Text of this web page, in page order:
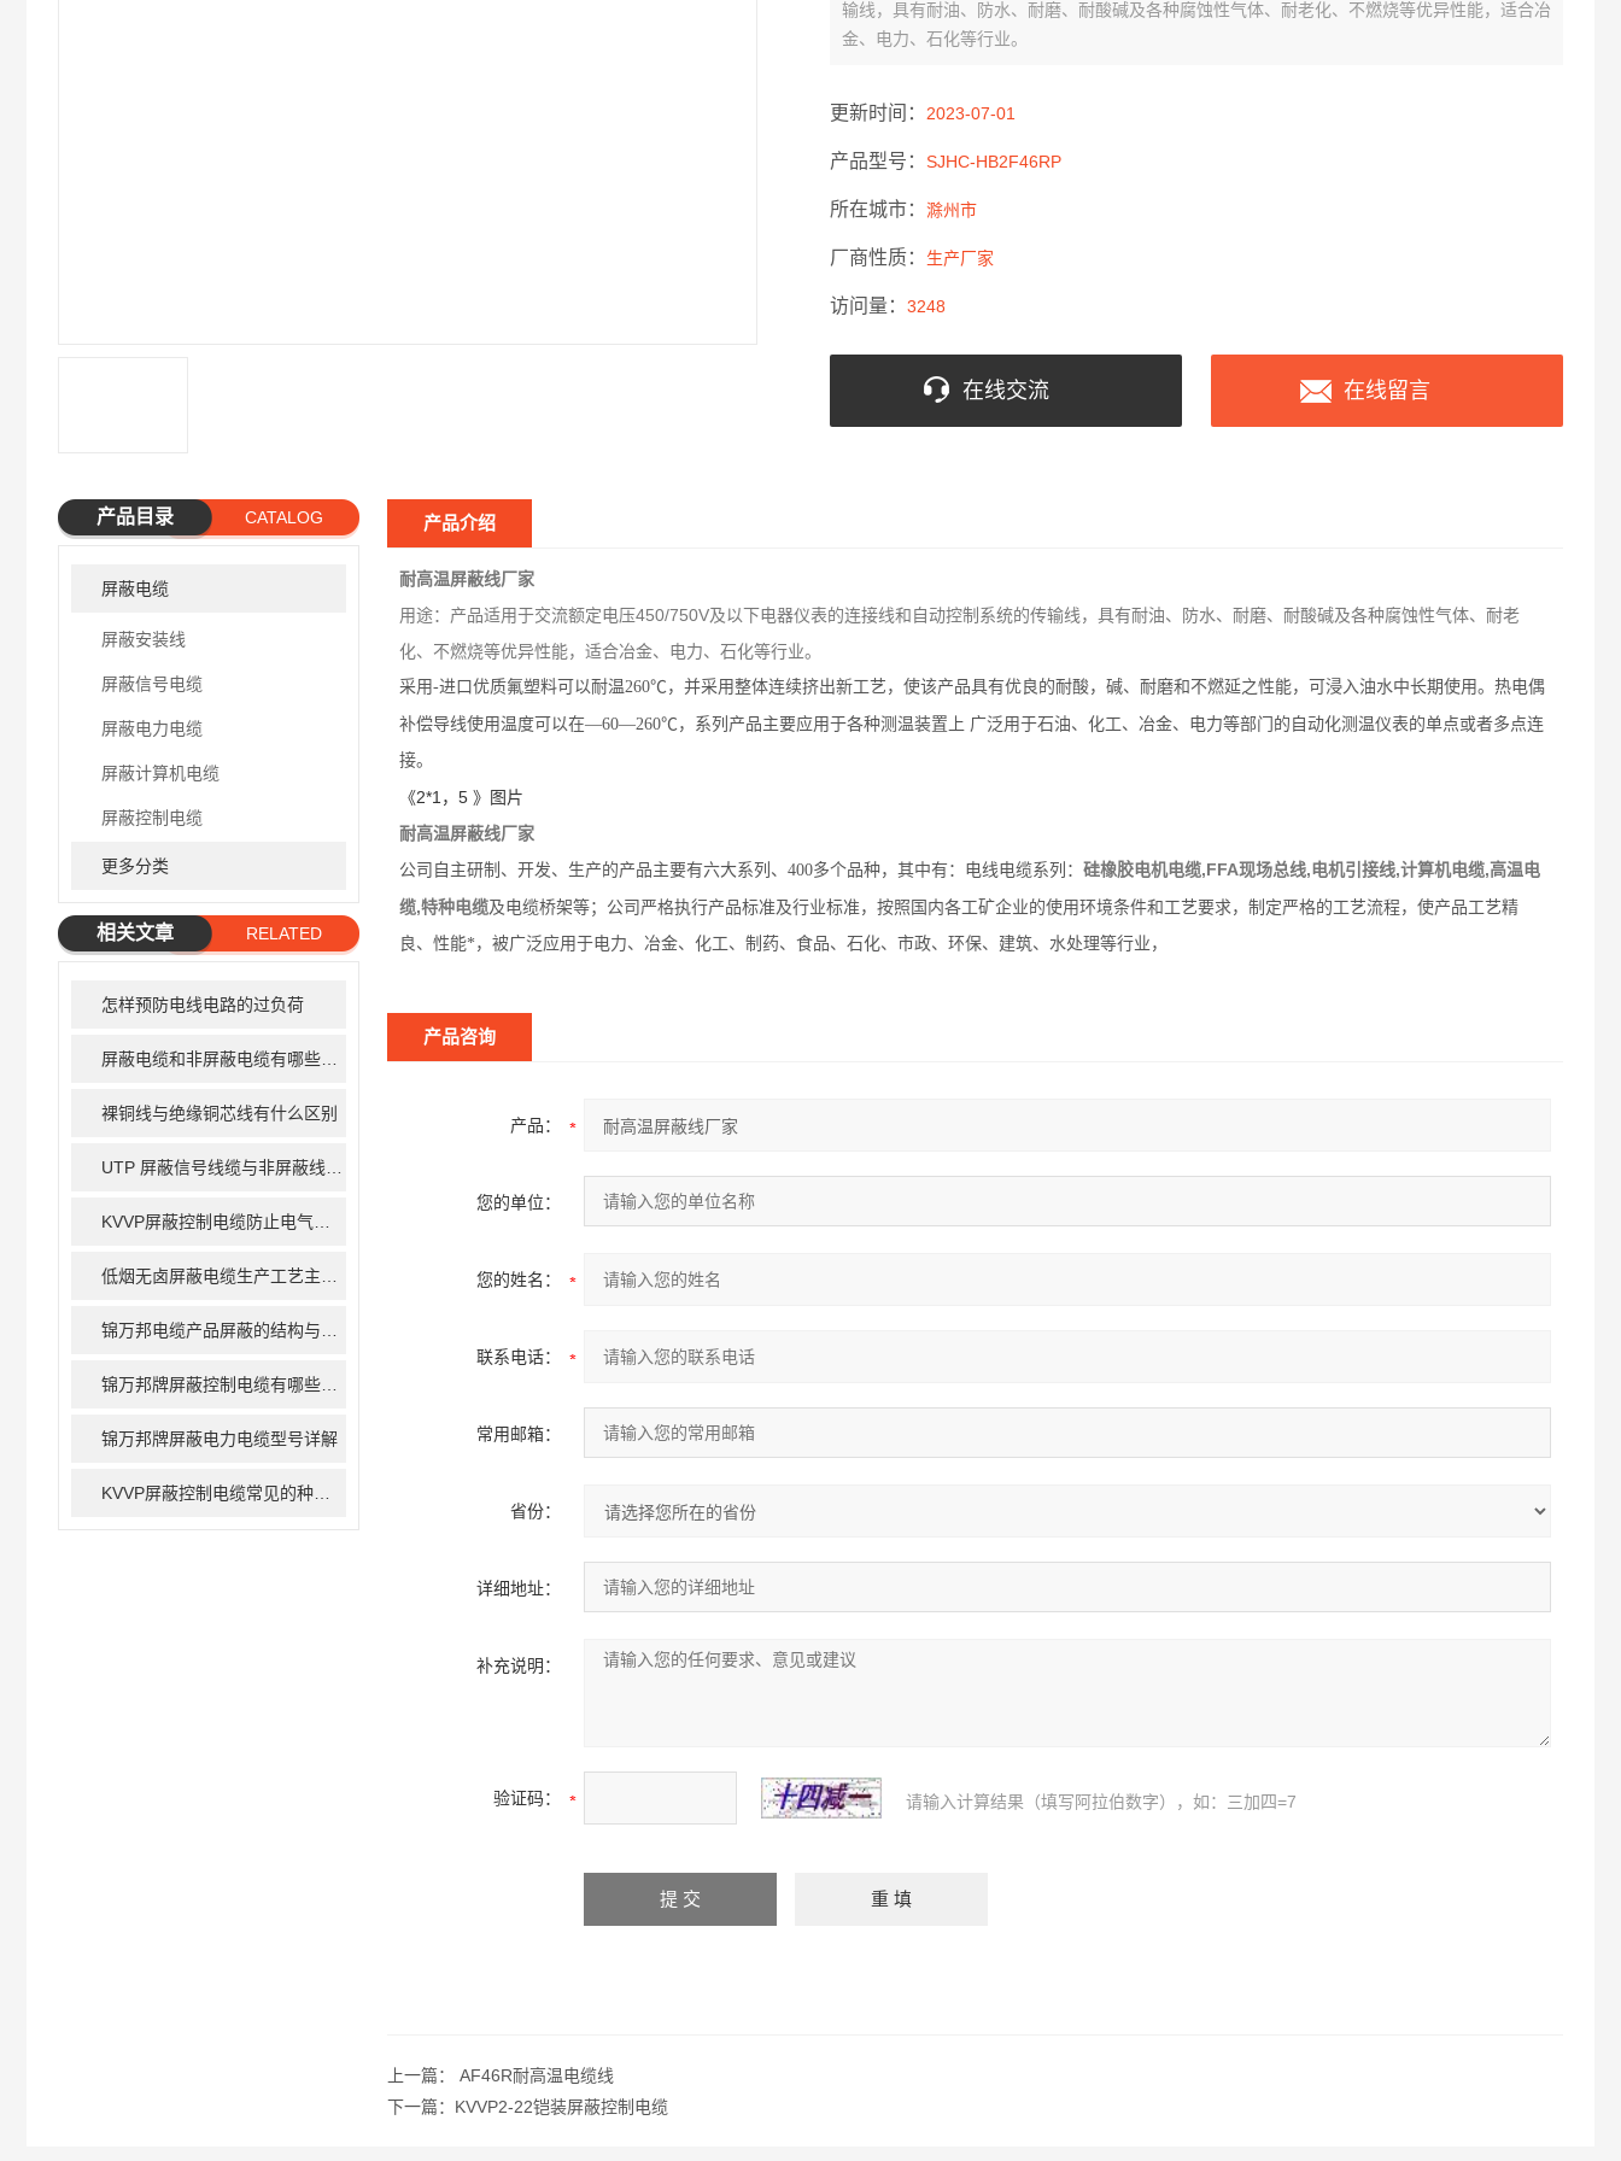
输线，具有耐油、防水、耐磨、耐酸碱及各种腐蚀性气体、耐老化、不燃烧等优异性能，适合冶
金、电力、石化等行业。
更新时间： 2023-07-01
产品型号： SJHC-HB2F46RP
所在城市： 滁州市
厂商性质： 生产厂家
访问量： 3248
在线交流 在线留言
产品目录 CATALOG
屏蔽电缆
屏蔽安装线
屏蔽信号电缆
屏蔽电力电缆
屏蔽计算机电缆
屏蔽控制电缆
更多分类
相关文章
RELATED
怎样预防电线电路的过负荷
裸铜线与绝缘铜芯线有什么区别
锦万邦牌屏蔽电力电缆型号详解
产品介绍
耐高温屏蔽线厂家
用途：产品适用于交流额定电压450/750V及以下电器仪表的连接线和自动控制系统的传输线，具有耐油、防水、耐磨、耐酸碱及各种腐蚀性气体、耐老
化、不燃烧等优异性能，适合冶金、电力、石化等行业。
采用-进口优质氟塑料可以耐温260℃，并采用整体连续挤出新工艺，使该产品具有优良的耐酸，碱、耐磨和不燃延之性能，可浸入油水中长期使用。热电偶
补偿导线使用温度可以在—60—260℃，系列产品主要应用于各种测温装置上 广泛用于石油、化工、冶金、电力等部门的自动化测温仪表的单点或者多点连
接。
《2*1，5 》图片
耐高温屏蔽线厂家
公司自主研制、开发、生产的产品主要有六大系列、400多个品种，其中有：电线电缆系列： 硅橡胶电机电缆,FFA现场总线,电机引接线,计算机电缆,高温电
缆,特种电缆及电缆桥架等；公司严格执行产品标准及行业标准，按照国内各工矿企业的使用环境条件和工艺要求，制定严格的工艺流程，使产品工艺精
良、性能*，被广泛应用于电力、冶金、化工、制药、食品、石化、市政、环保、建筑、水处理等行业，
产品咨询
产品：
您的单位：
您的姓名：
联系电话：
常用邮箱：
省份：
详细地址：
补充说明：
验证码： 请输入计算结果（填写阿拉伯数字），如：三加四=7
上一篇： AF46R耐高温电缆线
下一篇： KVVP2-22铠装屏蔽控制电缆